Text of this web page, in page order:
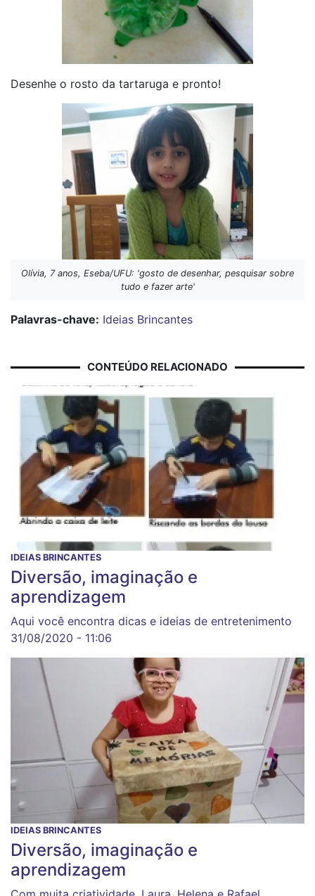
Desenhe o rosto da tartaruga e pronto!
Olívia, 7 anos, Eseba/UFU: 'gosto de desenhar, pesquisar sobre
tudo e fazer arte'
Palavras-chave: Ideias Brincantes
CONTEÚDO RELACIONADO
IDEIAS BRINCANTES
Diversão, imaginação e
aprendizagem
Aqui você encontra dicas e ideias de entretenimento
31/08/2020 - 11:06
IDEIAS BRINCANTES
Diversão, imaginação e
aprendizagem